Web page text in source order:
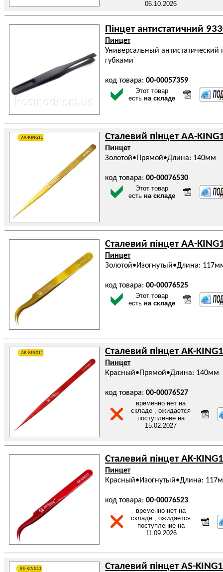
06.10.2026
Пінцет антистатичний
Пинцет
Универсальный
губками
код товара: 00-00057359
Этот товар
есть на складе
Сталевий пінцет AA-
Пинцет
Золотой•Прямой•Длина: 140мм
код товара: 00-00076530
Этот товар
есть на складе
Сталевий пінцет AA-
Пинцет
Золотой•Изогнутый•Длина:
код товара: 00-00076525
Этот товар
есть на складе
Сталевий пінцет AK-
Пинцет
Красный•Прямой•Длина: 140мм
код товара: 00-00076527
временно нет на
складе , ожидается
поступление на
15.02.2027
Сталевий пінцет AK-
Пинцет
Красный•Изогнутый•Длина:
код товара: 00-00076523
временно нет на
складе , ожидается
поступление на
11.09.2026
Сталевий пінцет AS-